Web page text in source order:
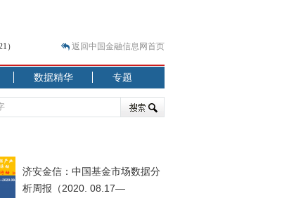
）
返回中国金融信息网首页
数据精华 专题
济安金信：中国基金市场数据分
析周报（2020. 08.17—